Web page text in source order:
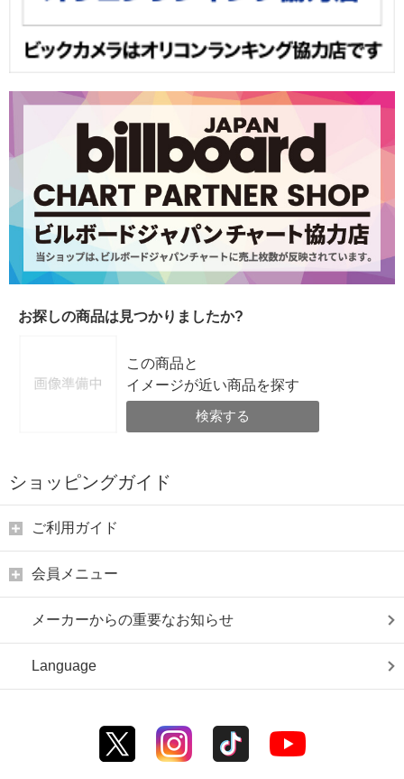
お探しの商品は見つかりましたか?
この商品と
イメージが近い商品を探す
検索する
ショッピングガイド
ご利用ガイド
会員メニュー
メーカーからの重要なお知らせ
Language